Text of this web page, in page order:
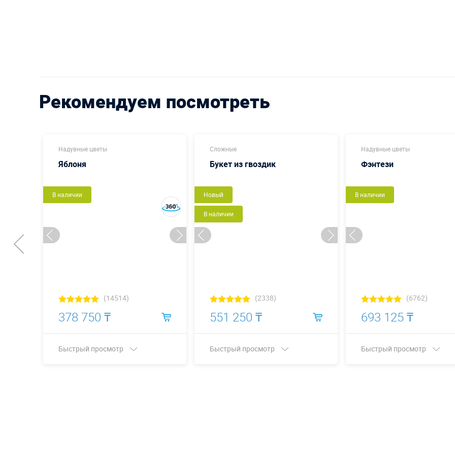
Рекомендуем посмотреть
Надувные цветы
Яблоня
В наличии
(14514)
378 750 ₸
Быстрый просмотр
Сложные
Букет из гвоздик
Новый
В наличии
(2338)
551 250 ₸
Быстрый просмотр
Надувные цветы
Фэнтези
В наличии
(6762)
693 125 ₸
Быстрый просмотр